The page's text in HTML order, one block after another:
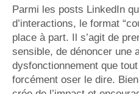
Parmi les posts LinkedIn
d’interactions, le format
place à part. Il s’agit de
sensible, de dénoncer une
dysfonctionnement que
forcément oser le dire.